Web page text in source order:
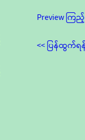
Preview ကြ
<< ပြန်ထွက်ရ